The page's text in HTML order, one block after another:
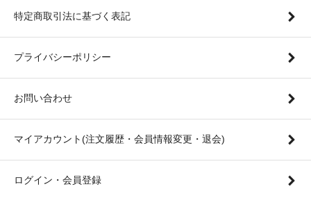
特定商取引法に基づく表記
プライバシーポリシー
お問い合わせ
マイアカウント(注文履歴・会員情報変更・退会)
ログイン・会員登録